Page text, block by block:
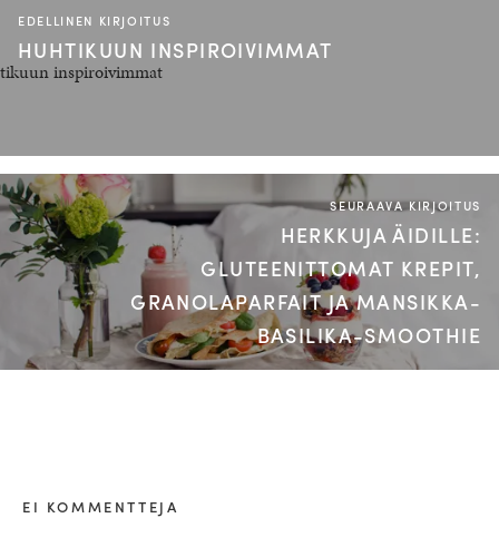
EDELLINEN KIRJOITUS
HUHTIKUUN INSPIROIVIMMAT
SEURAAVA KIRJOITUS
HERKKUJA ÄIDILLE:
GLUTEENITTOMAT KREPIT,
GRANOLAPARFAIT JA MANSIKKA-
BASILIKA-SMOOTHIE
EI KOMMENTTEJA